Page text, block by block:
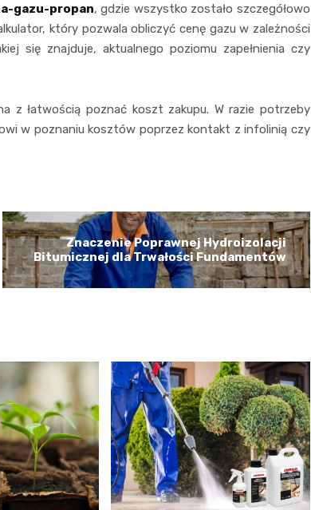
gazu-propan, gdzie wszystko zostało szczegółowo
który pozwala obliczyć cenę gazu w zależności
się znajduje, aktualnego poziomu zapełnienia czy
z łatwością poznać koszt zakupu. W razie potrzeby
w poznaniu kosztów poprzez kontakt z infolinią czy
Znaczenie Poprawnej Hydroizolacji
Bitumicznej dla Trwałości Fundamentów